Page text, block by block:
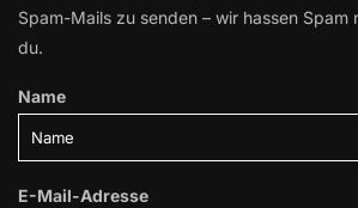
Spam-Mails zu senden – wir hassen Spam
du.
Name
E-Mail-Adresse